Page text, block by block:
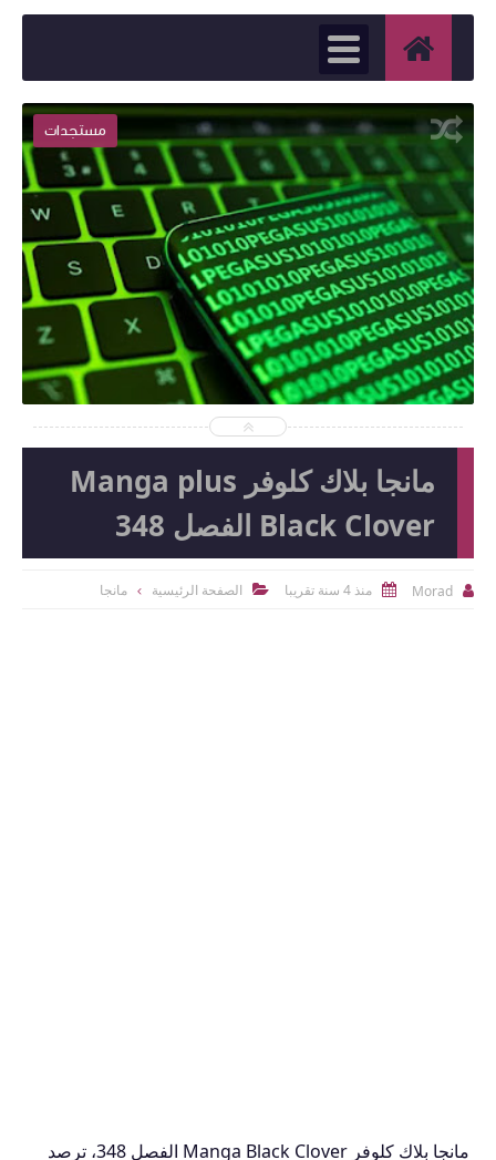
مستجدات
2025-02-01
Admin
شاهد الموضوع
مانجا بلاك كلوفر Manga plus
Black Clover الفصل 348

Morad
 منذ 4 سنة تقريبا  الصفحة الرئيسية مانجا
مانجا بلاك كلوفر Manga Black Clover الفصل 348، ترصد